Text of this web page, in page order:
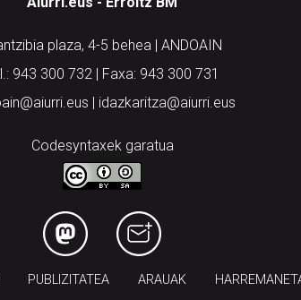
plaza, 4-5 behea | ANDOAIN
943 300 732 | Faxa: 943 300 731
| idazkaritza@aiurri.eus
Codesyntaxek garatua
PUBLIZITATEA ARAUAK